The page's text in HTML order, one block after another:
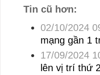
Tin cũ hơn:
02/10/2024
mạng gần 1
17/09/2024
lên vị trí thứ